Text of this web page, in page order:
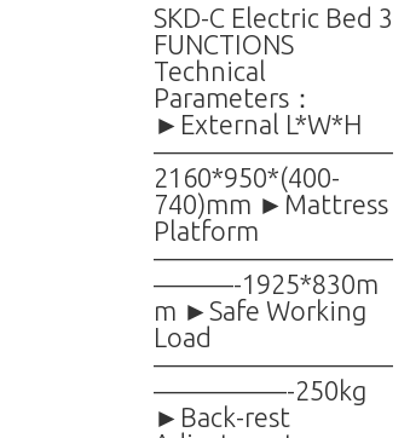
SKD-C Electric Bed 3
FUNCTIONS
Technical
Parameters：
►External L*W*H
—————————
2160*950*(400-
740)mm ►Mattress
Platform
—————————
———-1925*830m
m ►Safe Working
Load
—————————
—————-250kg
►Back-rest